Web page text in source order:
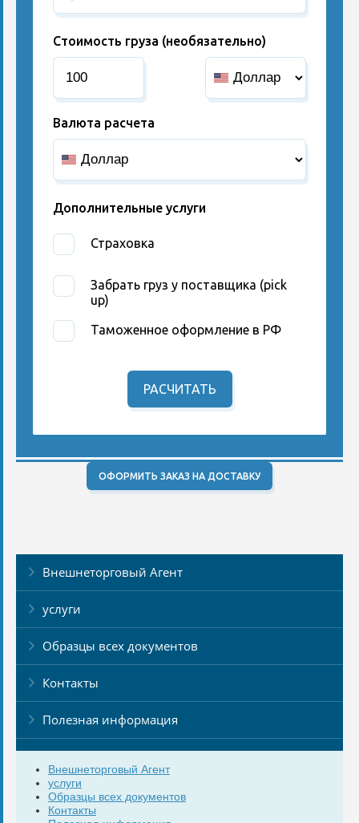
Стоимость груза (необязательно)
Валюта расчета
Дополнительные услуги
Страховка
Забрать груз у поставщика (pick
up)
Таможенное оформление в РФ
РАСЧИТАТЬ
ОФОРМИТЬ ЗАКАЗ НА ДОСТАВКУ
Внешнеторговый Агент
услуги
Образцы всех документов
Контакты
Полезная информация
Внешнеторговый Агент
услуги
Образцы всех документов
Контакты